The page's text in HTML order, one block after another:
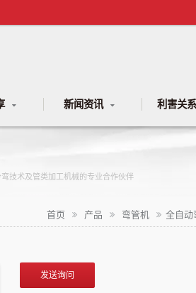
新闻资讯 利害关
技术及管类加工机械的专业合作伙伴
首页 产品 弯管机 全自动
发送询问